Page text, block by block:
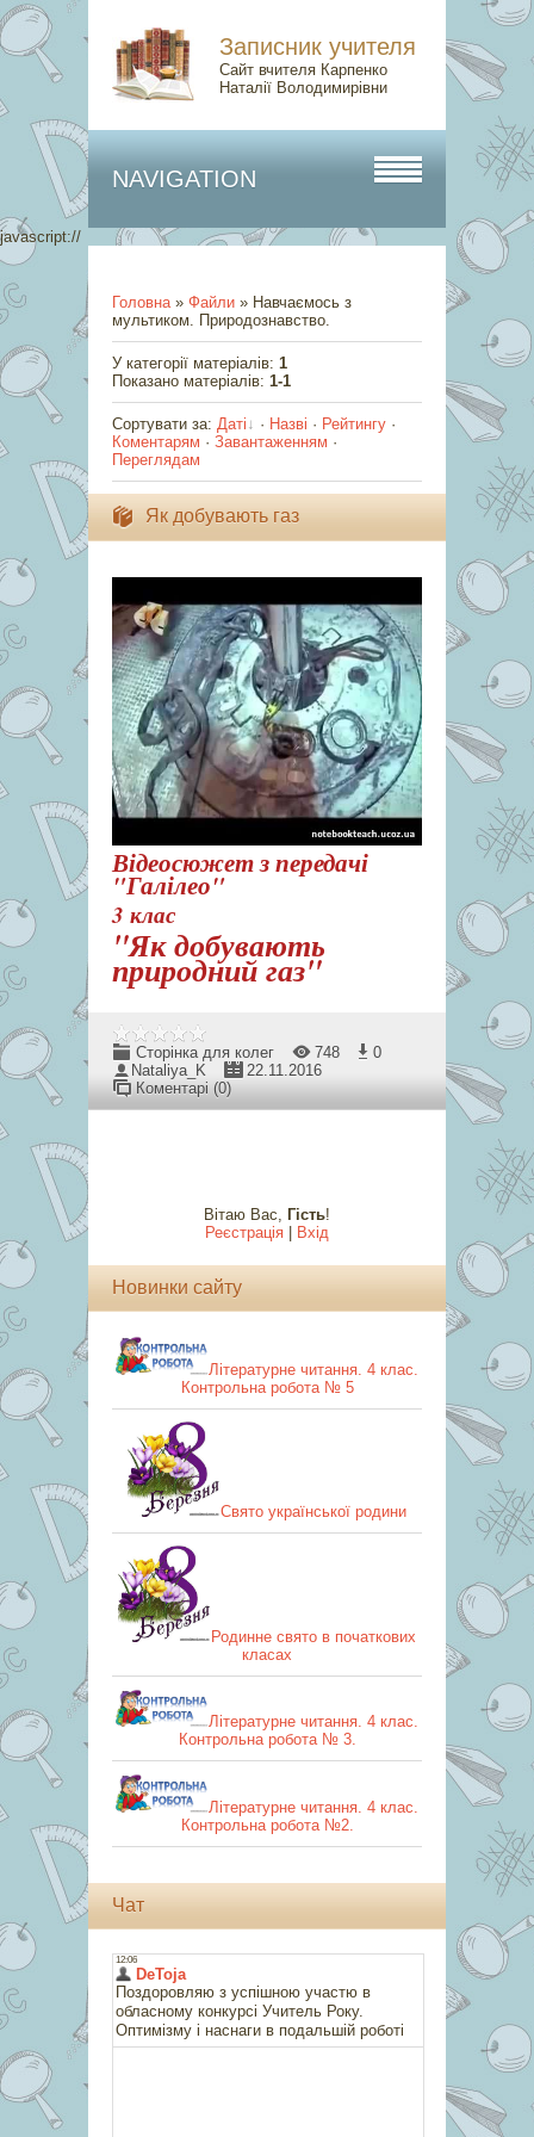
Записник учителя
Сайт вчителя Карпенко
Наталії Володимирівни
NAVIGATION
javascript://
Головна» Файли » Навчаємось з
мультиком. Природознавство.
У категорії матеріалів: 1
Показано матеріалів: 1-1
Сортувати за: Даті · Назві · Рейтингу ·
Коментарям · Завантаженням ·
Переглядам
Як добувають газ
Відеосюжет з передачі
"Галілео"
3 клас
"Як добувають
природний газ"
Сторінка для колег 748
0
Nataliya_K
22.11.2016
Коментарі (0)
Вітаю Вас, Гість!
Реєстрація
Вхід
Новинки сайту
Літературне читання. 4 клас.
Контрольна робота № 5
Свято української родини
Родинне свято в початкових
класах
Літературне читання. 4 клас.
Контрольна робота № 3.
Літературне читання. 4 клас.
Контрольна робота №2.
Чат